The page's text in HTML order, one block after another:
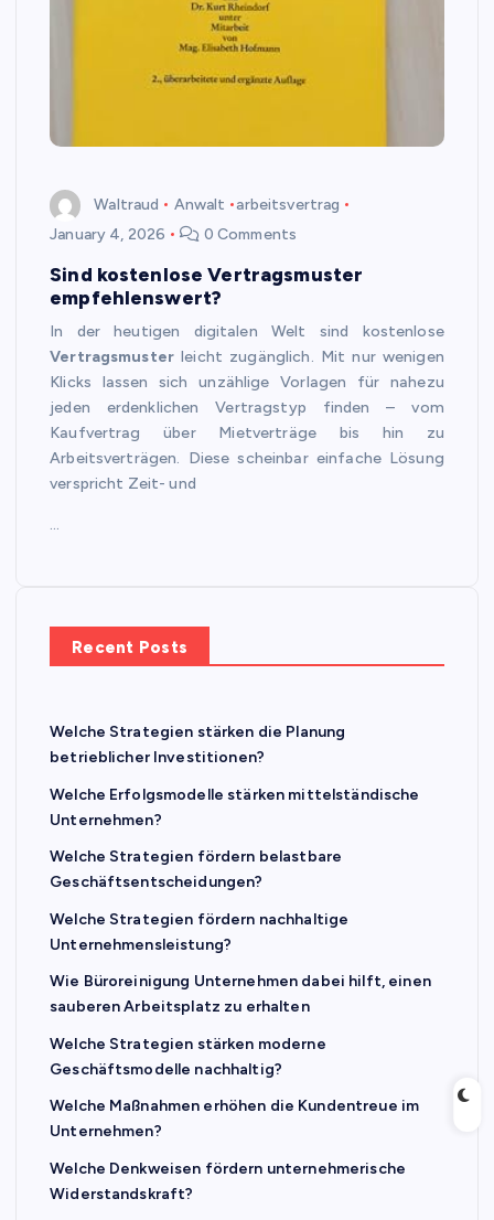
Waltraud Anwalt
arbeitsvertrag
January 4, 2026
0 Comments
Sind kostenlose Vertragsmuster
empfehlenswert?
In der heutigen digitalen Welt sind kostenlose
Vertragsmuster leicht zugänglich. Mit nur wenigen
Klicks lassen sich unzählige Vorlagen für nahezu
jeden erdenklichen Vertragstyp finden – vom
Kaufvertrag über Mietverträge bis hin zu
Arbeitsverträgen. Diese scheinbar einfache Lösung
verspricht Zeit- und
…
Recent Posts
Welche Strategien stärken die Planung
betrieblicher Investitionen?
Welche Erfolgsmodelle stärken mittelständische
Unternehmen?
Welche Strategien fördern belastbare
Geschäftsentscheidungen?
Welche Strategien fördern nachhaltige
Unternehmensleistung?
Wie Büroreinigung Unternehmen dabei hilft, einen
sauberen Arbeitsplatz zu erhalten
Welche Strategien stärken moderne
Geschäftsmodelle nachhaltig?
Welche Maßnahmen erhöhen die Kundentreue im
Unternehmen?
Welche Denkweisen fördern unternehmerische
Widerstandskraft?